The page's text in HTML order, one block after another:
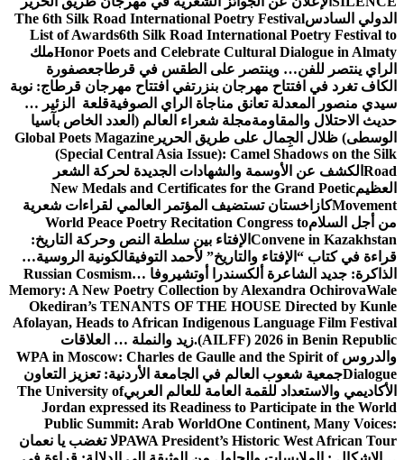
الدولي السادسThe 6th Silk Road International Poetry Festival
List of Awards6th Silk Road International Poetry Festival to
Honor Poets and Celebrate Cultural Dialogue in Almatyملك
الراي ينتصر للفن… وينتصر على الطقس في قرطاجعصفورة
الكاف تغرد في افتتاح مهرجان بنزرتفي افتتاح مهرجان قرطاج: نوبة
سيدي منصور المعدلة تعانق مناجاة الراي الصوفيةقلعة الزئير …
حديث الاحتلال والمقاومةمجلة شعراء العالم (العدد الخاص بآسيا
الوسطى) ظلال الجِمال على طريق الحرير Global Poets Magazine
(Special Central Asia Issue): Camel Shadows on the Silk
Road الكشف عن الأوسمة والشهادات الجديدة لحركة الشعر
العظيمNew Medals and Certificates for the Grand Poetic
Movementكازاخستان تستضيف المؤتمر العالمي لقراءات شعرية
من أجل السلامWorld Peace Poetry Recitation Congress to
Convene in Kazakhstan الإفتاء بين سلطة النص وحركة التاريخ:
قراءة في كتاب “الإفتاء والتاريخ” لأحمد التوفيقالكونية الروسية…
الذاكرة: جديد الشاعرة ألكسندرا أوتشيروفا Russian Cosmism…
Memory: A New Poetry Collection by Alexandra OchirovaWale
Okediran’s TENANTS OF THE HOUSE Directed by Kunle
Afolayan, Heads to African Indigenous Language Film Festival
(AILFF) 2026 in Benin Republic. زيد والنملة … العلاقات
والدروسWPA in Moscow: Charles de Gaulle and the Spirit of
Dialogueجمعية شعوب العالم في الجامعة الأردنية: تعزيز التعاون
الأكاديمي والاستعداد للقمة العامة للعالم العربيThe University of
Jordan expressed its Readiness to Participate in the World
Public Summit: Arab WorldOne Continent, Many Voices:
PAWA President’s Historic West African Tourلا تغضب يا نعمان